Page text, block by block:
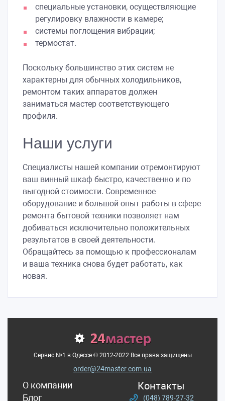
специальные установки, осуществляющие
регулировку влажности в камере;
системы поглощения вибрации;
термостат.
Поскольку большинство этих систем не
характерны для обычных холодильников,
ремонтом таких аппаратов должен
заниматься мастер соответствующего
профиля.
Наши услуги
Специалисты нашей компании отремонтируют
ваш винный шкаф быстро, качественно и по
выгодной стоимости. Современное
оборудование и большой опыт работы в сфере
ремонта бытовой техники позволяет нам
добиваться исключительно положительных
результатов в своей деятельности.
Обращайтесь за помощью к профессионалам
и ваша техника снова будет работать, как
новая.
Сервис №1 в Одесcе © 2012-2022 Все права защищены
order@24master.com.ua
О компании
Блог
Контакты
(048) 789-27-32